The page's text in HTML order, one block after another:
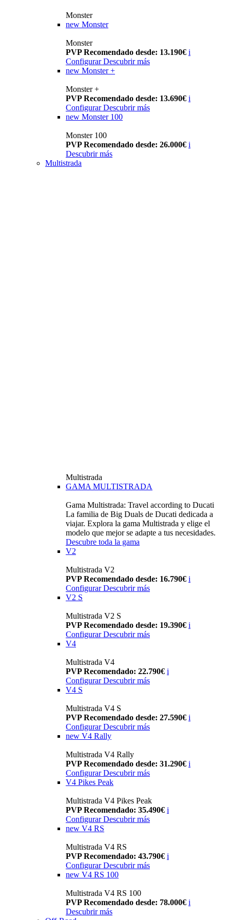
Monster
new Monster
Monster
PVP Recomendado desde: 13.190€ i
Configurar Descubrir más
new Monster +
Monster +
PVP Recomendado desde: 13.690€ i
Configurar Descubrir más
new Monster 100
Monster 100
PVP Recomendado desde: 26.000€ i
Descubrir más
Multistrada
Multistrada
GAMA MULTISTRADA
Gama Multistrada: Travel according to Ducati
La familia de Big Duals de Ducati dedicada a
viajar. Explora la gama Multistrada y elige el
modelo que mejor se adapte a tus necesidades.
Descubre toda la gama
V2
Multistrada V2
PVP Recomendado desde: 16.790€ i
Configurar Descubrir más
V2 S
Multistrada V2 S
PVP Recomendado desde: 19.390€ i
Configurar Descubrir más
V4
Multistrada V4
PVP Recomendado: 22.790€ i
Configurar Descubrir más
V4 S
Multistrada V4 S
PVP Recomendado desde: 27.590€ i
Configurar Descubrir más
new V4 Rally
Multistrada V4 Rally
PVP Recomendado desde: 31.290€ i
Configurar Descubrir más
V4 Pikes Peak
Multistrada V4 Pikes Peak
PVP Recomendado: 35.490€ i
Configurar Descubrir más
new V4 RS
Multistrada V4 RS
PVP Recomendado: 43.790€ i
ConfigurarDescubrir más
new V4 RS 100
Multistrada V4 RS 100
PVP Recomendado desde: 78.000€ i
Descubrir más